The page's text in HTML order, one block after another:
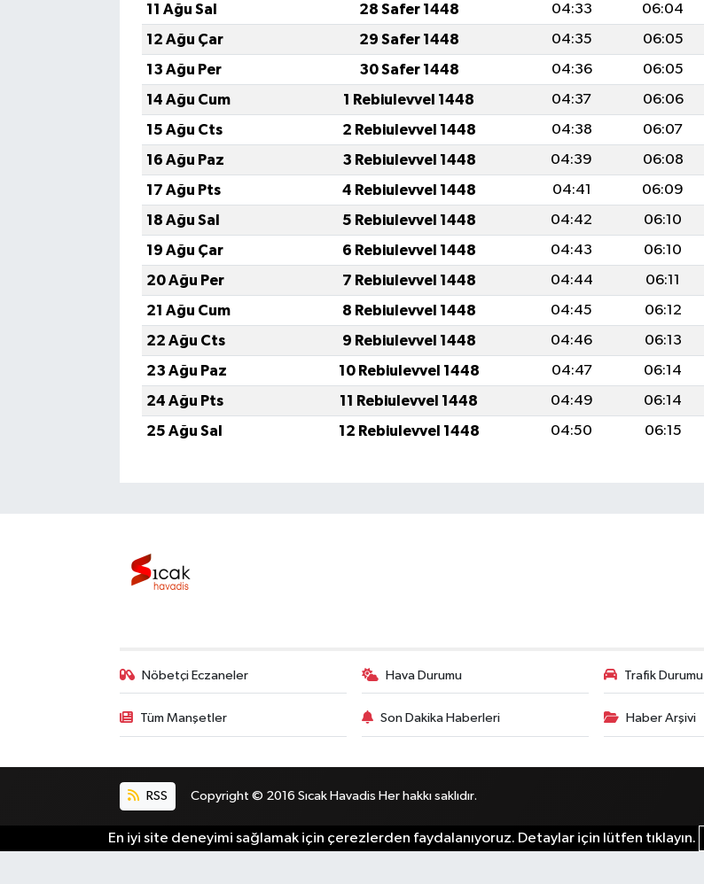
11 Ağu Sal
28 Safer 1448 04:33 06:04
12 Ağu Çar
29 Safer 1448 04:35 06:05
13 Ağu Per
30 Safer 1448 04:36 06:05
14 Ağu Cum
1 Rebiulevvel 1448 04:37 06:06
15 Ağu Cts
2 Rebiulevvel 1448 04:38 06:07
16 Ağu Paz
3 Rebiulevvel 1448 04:39 06:08
17 Ağu Pts
4 Rebiulevvel 1448 04:41 06:09
18 Ağu Sal
5 Rebiulevvel 1448 04:42 06:10
19 Ağu Çar
6 Rebiulevvel 1448 04:43 06:10
20 Ağu Per
7 Rebiulevvel 1448 04:44 06:11
21 Ağu Cum
8 Rebiulevvel 1448 04:45 06:12
22 Ağu Cts
9 Rebiulevvel 1448 04:46 06:13
23 Ağu Paz
10 Rebiulevvel 1448 04:47 06:14
24 Ağu Pts
11 Rebiulevvel 1448 04:49 06:14
25 Ağu Sal
12 Rebiulevvel 1448 04:50 06:15
Nöbetçi Eczaneler Hava Durumu Trafik Durumu
Tüm Manşetler Son Dakika Haberleri Haber Arşivi
RSS Copyright © 2016 Sıcak Havadis Her hakkı saklıdır.
En iyi site deneyimi sağlamak için çerezlerden faydalanıyoruz. Detaylar için lütfen tıklayın.